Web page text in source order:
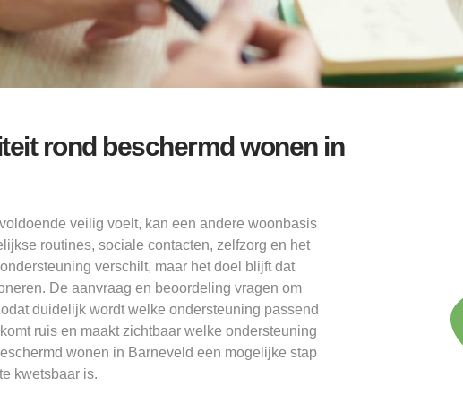
rond beschermd wonen in
veilig voelt, kan een andere woonbasis
routines, sociale contacten, zelfzorg en het
verschilt, maar het doel blijft dat
De aanvraag en beoordeling vragen om
duidelijk wordt welke ondersteuning passend
ruis en maakt zichtbaar welke ondersteuning
wonen in Barneveld een mogelijke stap
kwetsbaar is.